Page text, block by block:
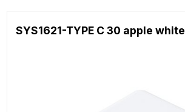
SYS1621-TYPE C 30 apple white